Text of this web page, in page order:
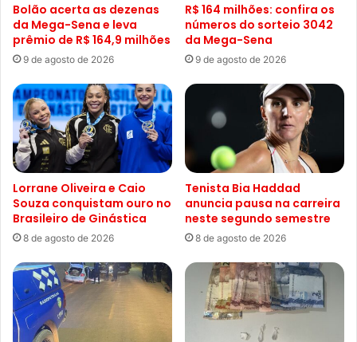
Bolão acerta as dezenas
da Mega-Sena e leva
prêmio de R$ 164,9 milhões
9 de agosto de 2026
R$ 164 milhões: confira os
números do sorteio 3042
da Mega-Sena
9 de agosto de 2026
Lorrane Oliveira e Caio
Souza conquistam ouro no
Brasileiro de Ginástica
8 de agosto de 2026
Tenista Bia Haddad
anuncia pausa na carreira
neste segundo semestre
8 de agosto de 2026